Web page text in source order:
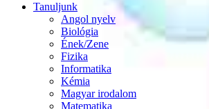
Tanuljunk
Angol nyelv
Biológia
Ének/Zene
Fizika
Informatika
Kémia
Magyar irodalom
Matematika